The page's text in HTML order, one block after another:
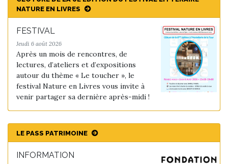
NATURE EN LIVRES
FESTIVAL
Jeudi 6 août 2026
Après un mois de rencontres, de
lectures, d’ateliers et d’expositions
autour du thème « Le toucher », le
festival Nature en Livres vous invite à
venir partager sa dernière après-midi !
LE PASS PATRIMOINE
INFORMATION